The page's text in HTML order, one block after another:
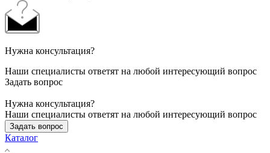
Нужна консультация?
Наши специалисты ответят на любой интересующий вопрос
Задать вопрос
Нужна консультация?
Наши специалисты ответят на любой интересующий вопрос
Задать вопрос
Каталог